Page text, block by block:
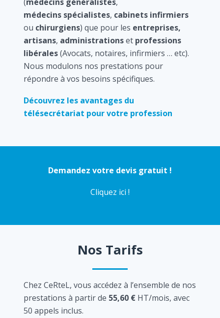
médecins spécialistes, cabinets infirmiers
ou chirurgiens) que pour les entreprises,
artisans, administrationset professions
libérales(Avocats, notaires, infirmiers … etc).
Nous modulons nos prestations pour
répondre à vos besoins spécifiques.
Découvrez les avantages du
télésecrétariat pour votre profession
Demandez votre devis gratuit !
Cliquez ici !
Nos Tarifs
Chez CeRteL, vous accédez à l’ensemble de nos
prestations à partir de 55,60 € HT/mois, avec
50 appels inclus.